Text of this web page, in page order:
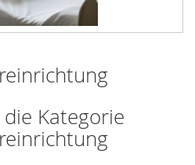
Kategorie